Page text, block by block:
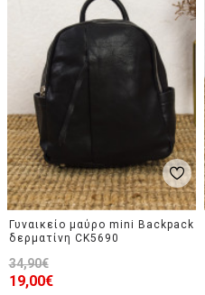
Γυναικείο μαύρο mini Backpack
δερματίνη CK5690
19,00€
34,90€